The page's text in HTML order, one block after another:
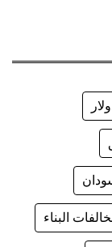
البناء